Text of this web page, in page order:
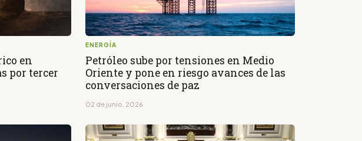
en
por tercer
ENERGÍA
Petróleo sube por tensiones en Medio
Oriente y pone en riesgo avances de las
conversaciones de paz
02 de junio, 2026